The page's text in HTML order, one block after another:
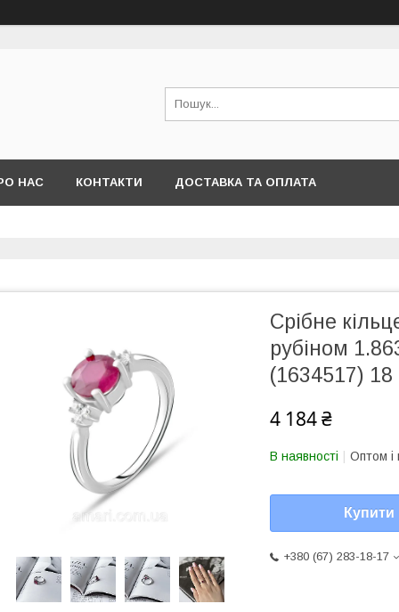
НАС КОНТАКТИ ДОСТАВКА ТА ОПЛАТА
Срібне
рубіном
(1634517) 18
4 184 ₴
В наявності Оптом і
Купити
+380 (67) 283-18-17